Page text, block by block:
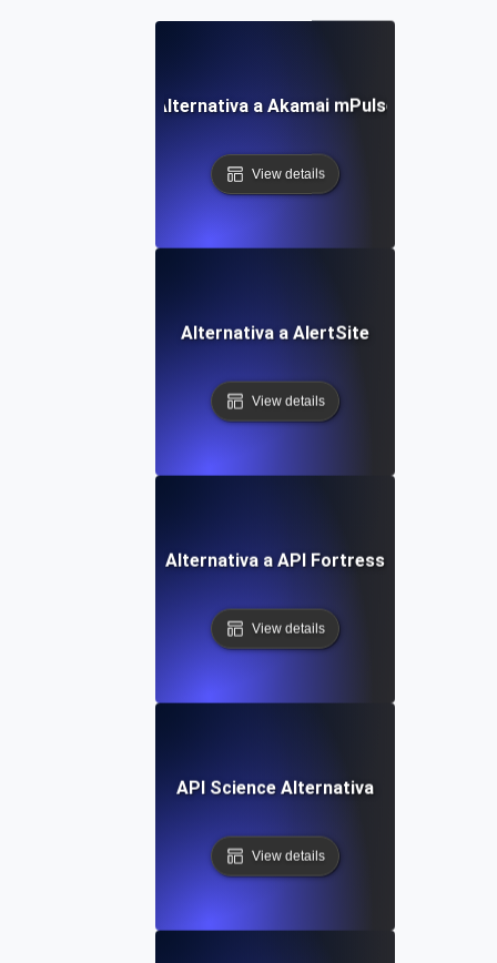
Alternativa a Akamai mPulse
View details
Alternativa a AlertSite
View details
Alternativa a API Fortress
View details
API Science Alternativa
View details